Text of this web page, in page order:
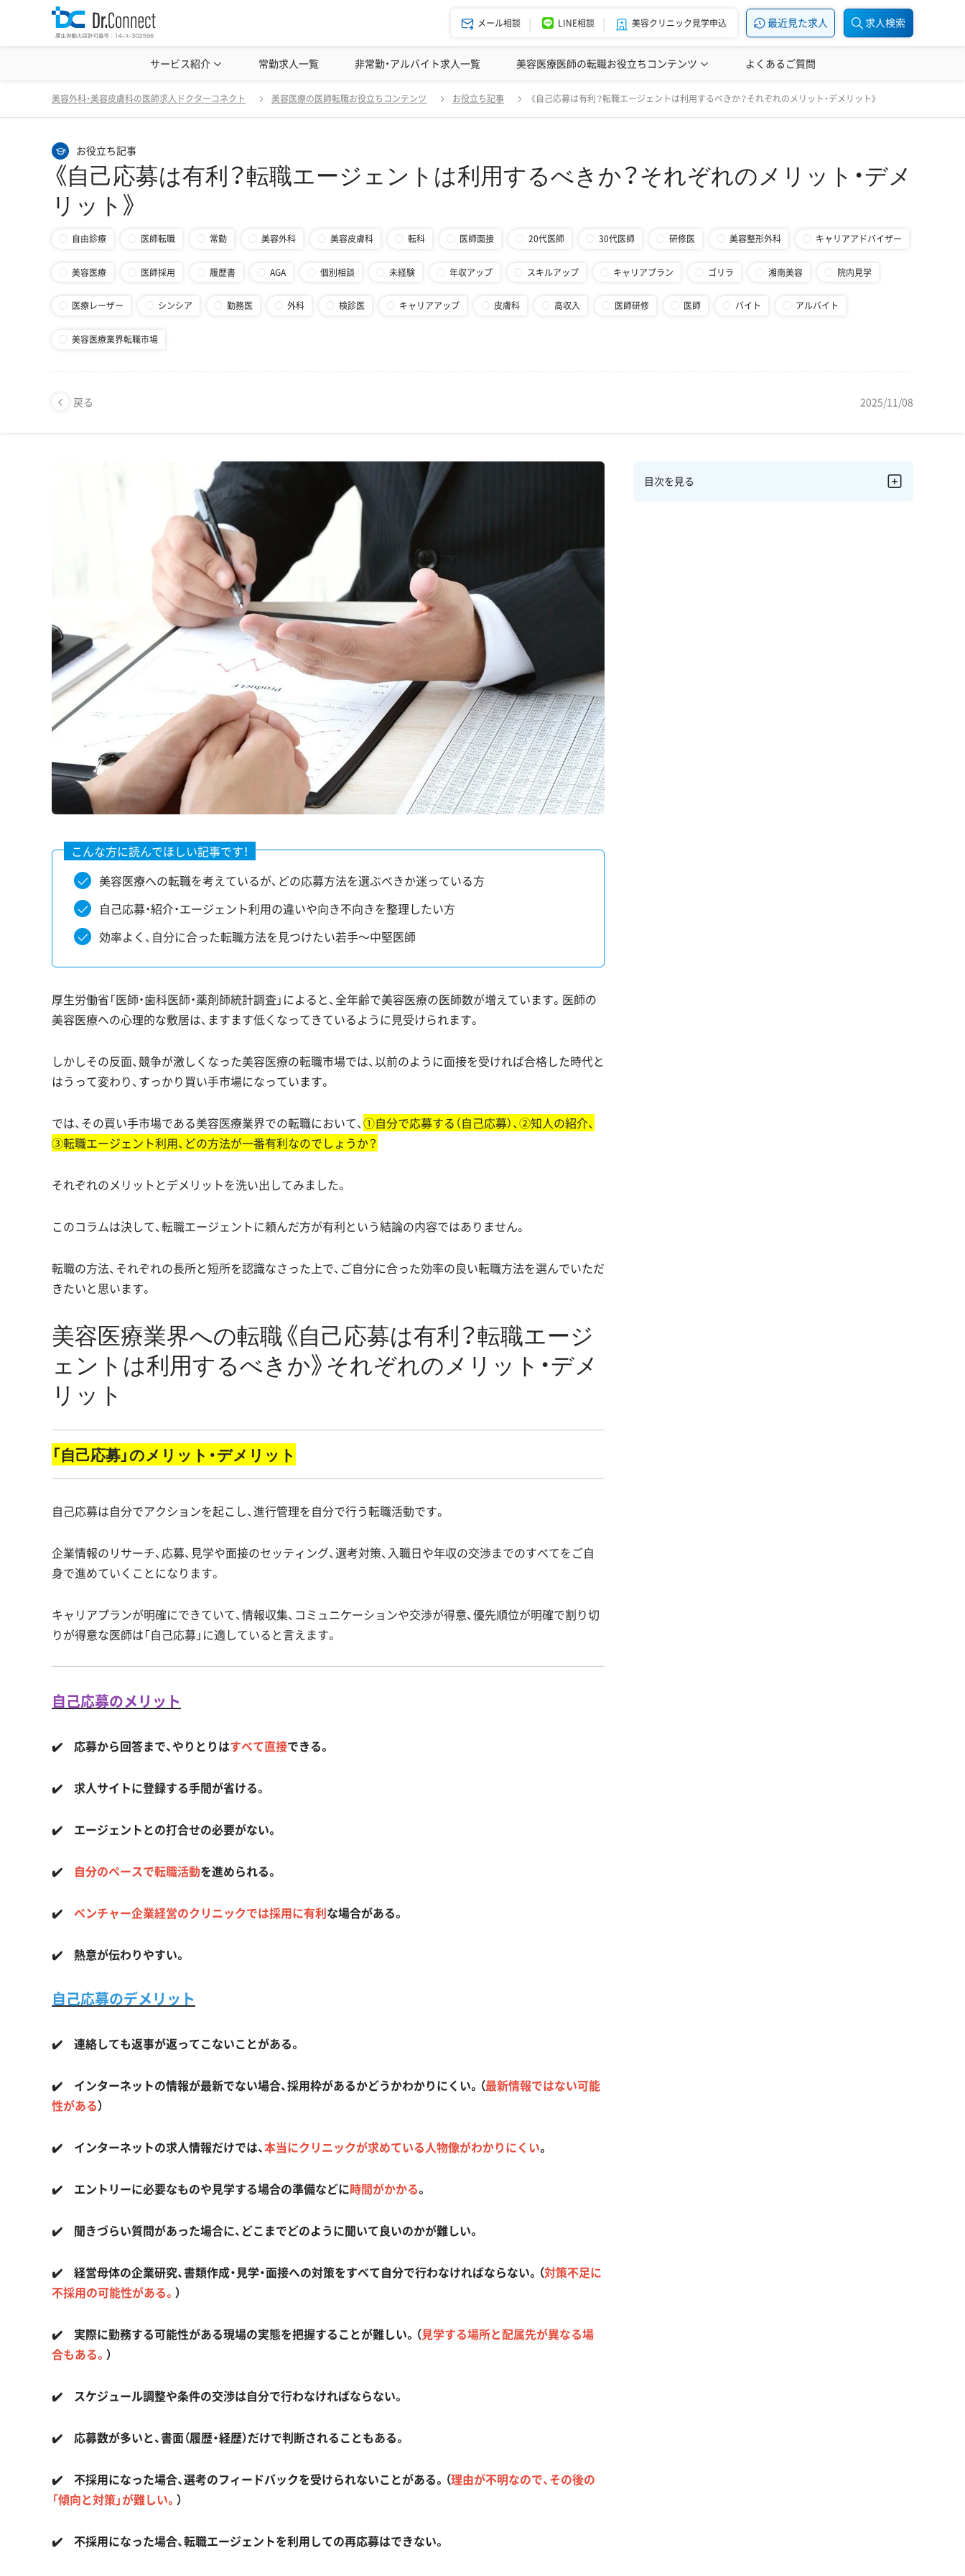
メール相談 LINE相談 美容クリニック見学申込 最近見た求人 求人検索
サービス紹介 ドクターコネクトの強み エージェント紹介
常勤求人一覧 非常勤・アルバイト求人一覧 美容医療医師の転職お役立ちコンテンツ
美容クリニック見学・研修情報 美容外科・美容皮膚科の医師転職体験談 美容クリニックインタビュー 美容医療の転職お役立ち記事 美容医療辞典
よくあるご質問
美容外科・美容皮膚科の医師求人ドクターコネクト 美容医療の医師転職お役立ちコンテンツ お役立ち記事 《自己応募は有利？転職エージェントは利用するべきか？それぞれのメリット・デメリット》
お役立ち記事
《自己応募は有利？転職エージェントは利用するべきか？それぞれのメリット・デメ
リット》
自由診療 医師転職 常勤 美容外科 美容皮膚科 転科 医師面接 20代医師 30代医師 研修医 美容整形外科 キャリアアドバイザー
美容医療 医師採用 履歴書 AGA 個別相談 未経験 年収アップ スキルアップ キャリアプラン ゴリラ 湘南美容 院内見学
医療レーザー シンシア 勤務医 外科 検診医 キャリアアップ 皮膚科 高収入 医師研修 医師 バイト アルバイト
美容医療業界転職市場
戻る 2025/11/08
戻る 《自己応募は有利？転職エージェントは利用するべきか？それぞれのメリット・デメリット》
美容医療への転職を考えているが、どの応募方法を選ぶべきか迷っている方
自己応募・紹介・エージェント利用の違いや向き不向きを整理したい方
効率よく、自分に合った転職方法を見つけたい若手〜中堅医師
厚生労働省「医師・歯科医師・薬剤師統計調査」によると、全年齢で美容医療の医師数が増えています。医師の
美容医療への心理的な敷居は、ますます低くなってきているように見受けられます。
しかしその反面、競争が激しくなった美容医療の転職市場では、以前のように面接を受ければ合格した時代と
はうって変わり、すっかり買い手市場になっています。
では、その買い手市場である美容医療業界での転職において、①自分で応募する（自己応募）、②知人の紹介、
③転職エージェント利用、どの方法が一番有利なのでしょうか？
それぞれのメリットとデメリットを洗い出してみました。
このコラムは決して、転職エージェントに頼んだ方が有利という結論の内容ではありません。
転職の方法、それぞれの長所と短所を認識なさった上で、ご自分に合った効率の良い転職方法を選んでいただ
きたいと思います。
美容医療業界への転職《自己応募は有利？転職エージ
ェントは利用するべきか》それぞれのメリット・デメ
リット
「自己応募」のメリット・デメリット
自己応募は自分でアクションを起こし、進行管理を自分で行う転職活動です。
企業情報のリサーチ、応募、見学や面接のセッティング、選考対策、入職日や年収の交渉までのすべてをご自
身で進めていくことになります。
キャリアプランが明確にできていて、情報収集、コミュニケーションや交渉が得意、優先順位が明確で割り切
りが得意な医師は「自己応募」に適していると言えます。
自己応募のメリット
✔️ 応募から回答まで、やりとりはすべて直接できる。
✔️ 求人サイトに登録する手間が省ける。
✔️ エージェントとの打合せの必要がない。
✔️ 自分のペースで転職活動を進められる。
✔️ ベンチャー企業経営のクリニックでは採用に有利な場合がある。
✔️ 熱意が伝わりやすい。
自己応募のデメリット
✔️ 連絡しても返事が返ってこないことがある。
✔️ インターネットの情報が最新でない場合、採用枠があるかどうかわかりにくい。（最新情報ではない可能
性がある）
✔️ インターネットの求人情報だけでは、本当にクリニックが求めている人物像がわかりにくい。
✔️ エントリーに必要なものや見学する場合の準備などに時間がかかる。
✔️ 聞きづらい質問があった場合に、どこまでどのように聞いて良いのかが難しい。
✔️ 経営母体の企業研究、書類作成・見学・面接への対策をすべて自分で行わなければならない。（対策不足に
不採用の可能性がある。 ）
✔️ 実際に勤務する可能性がある現場の実態を把握することが難しい。（見学する場所と配属先が異なる場
合もある。 ）
✔️ スケジュール調整や条件の交渉は自分で行わなければならない。
✔️ 応募数が多いと、書面（履歴・経歴）だけで判断されることもある。
✔️ 不採用になった場合、選考のフィードバックを受けられないことがある。（理由が不明なので、その後の
「傾向と対策」が難しい。 ）
✔️ 不採用になった場合、転職エージェントを利用しての再応募はできない。
目次を見る